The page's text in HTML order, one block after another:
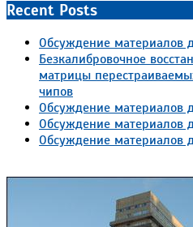
Recent Posts
Обсуждение материалов
Безкалибровочное
матрицы
чипов
Обсуждение материалов
Обсуждение материалов
Обсуждение материалов